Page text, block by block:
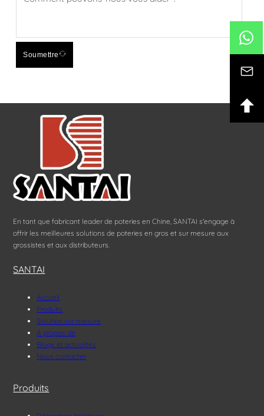
Soumettre
En tant que fabricant leader de poteries en Chine, SANTAI s'engage à
offrir les meilleures solutions de poteries en gros et sur mesure aux
grossistes et aux distributeurs.
SANTAI
Accueil
Produits
Solution sur mesure
A propos de
Blogs et actualités
Nous contacter
Produits